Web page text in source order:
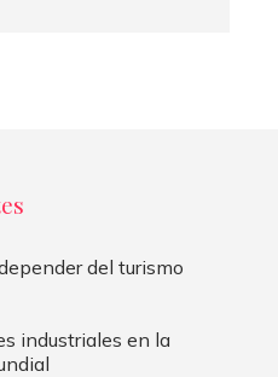
del turismo
industriales en la